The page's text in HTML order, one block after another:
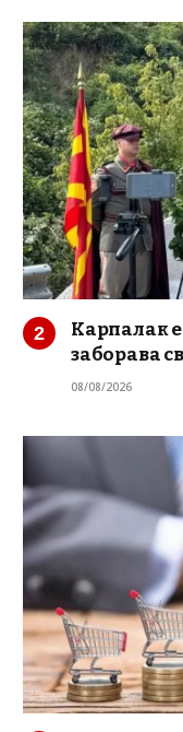
Карпалак
заборава
08/08/2026